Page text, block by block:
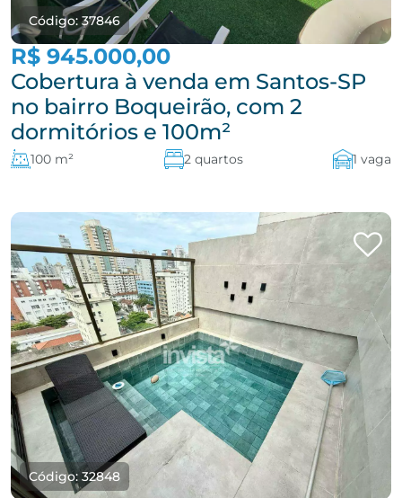
Código: 37846
R$ 945.000,00
Cobertura à venda em Santos-SP
no bairro Boqueirão, com 2
dormitórios e 100m²
100 m² 2 quartos 1 vaga
Código: 32848